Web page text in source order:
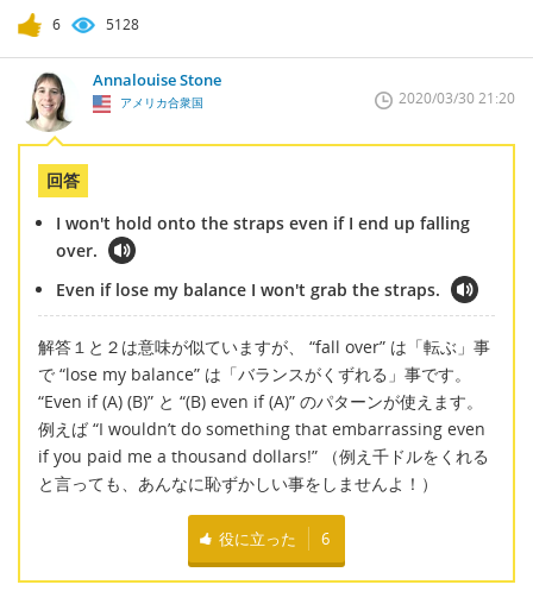
6 5128
Annalouise Stone
アメリカ合衆国 2020/03/30 21:20
回答
I won't hold onto the straps even if I end up falling
over.
Even if lose my balance I won't grab the straps.
解答１と２は意味が似ていますが、 “fall over” は「転ぶ」事
で “lose my balance” は「バランスがくずれる」事です。
“Even if (A) (B)” と “(B) even if (A)” のパターンが使えます。
例えば “I wouldn’t do something that embarrassing even
if you paid me a thousand dollars!” （例え千ドルをくれる
と言っても、あんなに恥ずかしい事をしませんよ！）
役に立った 6